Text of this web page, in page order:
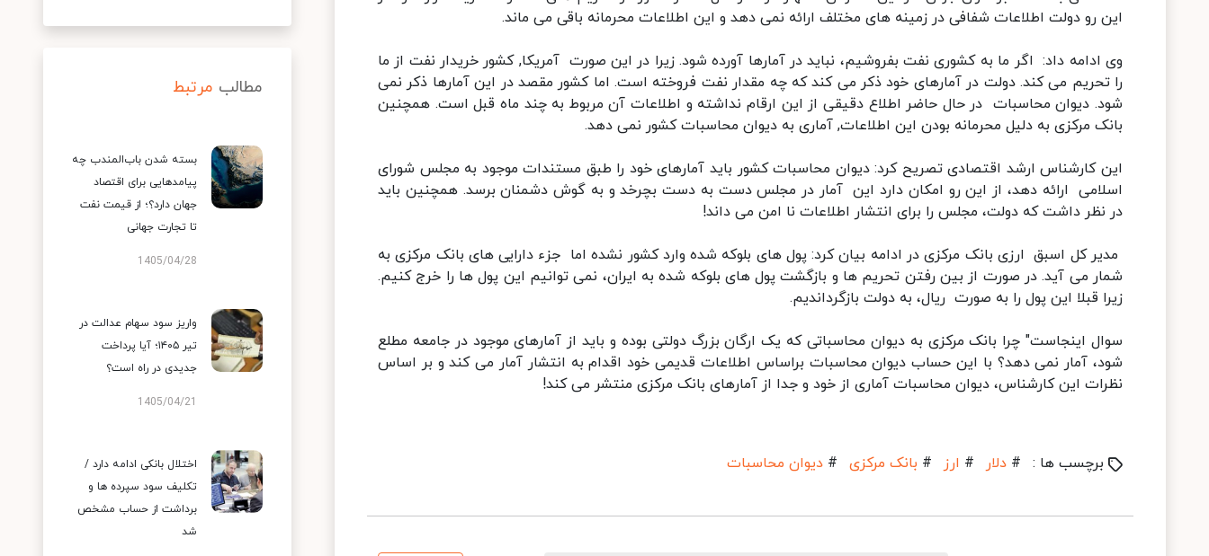
این رو دولت اطلاعات شفافی در زمینه های مختلف ارائه نمی دهد و این اطلاعات محرمانه باقی می ماند.
وی ادامه داد: اگر ما به کشوری نفت بفروشیم، نباید در آمارها آورده شود. زیرا در این صورت آمریکا, کشور خریدار نفت از ما
را تحریم می کند. دولت در آمارهای خود ذکر می کند که چه مقدار نفت فروخته است. اما کشور مقصد در این آمارها ذکر نمی
شود. دیوان محاسبات در حال حاضر اطلاع دقیقی از این ارقام نداشته و اطلاعات آن مربوط به چند ماه قبل است. همچنین
بانک مرکزی به دلیل محرمانه بودن این اطلاعات, آماری به دیوان محاسبات کشور نمی دهد.
این کارشناس ارشد اقتصادی تصریح کرد: دیوان محاسبات کشور باید آمارهای خود را طبق مستندات موجود به مجلس شورای
اسلامی ارائه دهد، از این رو امکان دارد این آمار در مجلس دست به دست بچرخد و به گوش دشمنان برسد. همچنین باید
در نظر داشت که دولت، مجلس را برای انتشار اطلاعات نا امن می داند!
مدیر کل اسبق ارزی بانک مرکزی در ادامه بیان کرد: پول های بلوکه شده وارد کشور نشده اما جزء دارایی های بانک مرکزی به
شمار می آید. در صورت از بین رفتن تحریم ها و بازگشت پول های بلوکه شده به ایران، نمی توانیم این پول ها را خرج کنیم.
زیرا قبلا این پول را به صورت ریال، به دولت بازگرداندیم.
سوال اینجاست" چرا بانک مرکزی به دیوان محاسباتی که یک ارگان بزرگ دولتی بوده و باید از آمارهای موجود در جامعه مطلع
شود، آمار نمی دهد؟ با این حساب دیوان محاسبات براساس اطلاعات قدیمی خود اقدام به انتشار آمار می کند و بر اساس
نظرات این کارشناس، دیوان محاسبات آماری از خود و جدا از آمارهای بانک مرکزی منتشر می کند!
برچسب ها : # دلار # ارز # بانک مرکزی # دیوان محاسبات
مطالب مرتبط
بسته شدن باب‌المندب چه
پیامدهایی برای اقتصاد
جهان دارد؟؛ از قیمت نفت
تا تجارت جهانی
1405/04/28
واریز سود سهام عدالت در
تیر ۱۴۰۵؛ آیا پرداخت
جدیدی در راه است؟
1405/04/21
اختلال بانکی ادامه دارد /
تکلیف سود سپرده ها و
برداشت از حساب مشخص
شد